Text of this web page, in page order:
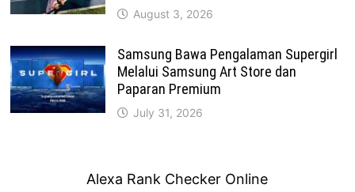
August 3, 2026
Samsung Bawa Pengalaman Supergirl
Melalui Samsung Art Store dan
Paparan Premium
July 31, 2026
Alexa Rank Checker Online